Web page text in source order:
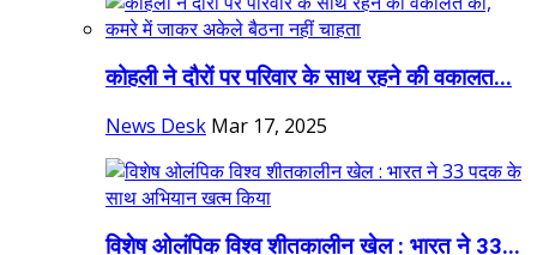
कोहली ने दौरों पर परिवार के साथ रहने की वकालत...
News Desk Mar 17, 2025
विशेष ओलंपिक विश्व शीतकालीन खेल : भारत ने 33...